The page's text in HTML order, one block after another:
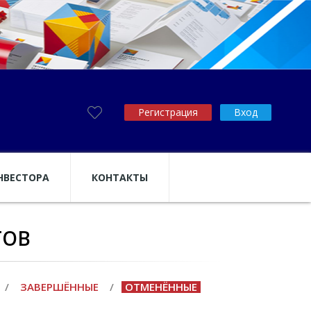
Регистрация Вход
КОНТАКТЫ
/ ЗАВЕРШЁННЫЕ / ОТМЕНЁННЫЕ